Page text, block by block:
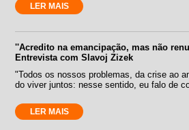
LER MAIS
''Acredito na emancipação, mas não
Entrevista com Slavoj Zizek
"Todos os nossos problemas, da crise ao
do viver juntos: nesse sentido, eu falo de
LER MAIS